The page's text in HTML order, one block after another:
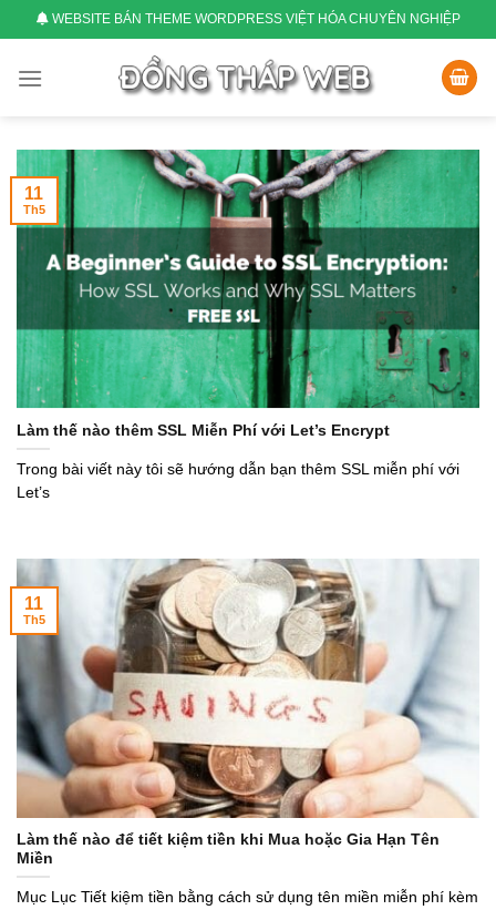
to
content
WEBSITE BÁN THEME WORDPRESS VIỆT HÓA CHUYÊN NGHIỆP
Làm thế nào thêm SSL Miễn Phí với Let’s Encrypt
Trong bài viết này tôi sẽ hướng dẫn bạn thêm SSL miễn phí với
Let’s
11
Th5
Làm thế nào để tiết kiệm tiền khi Mua hoặc Gia Hạn Tên
Miền
Mục Lục Tiết kiệm tiền bằng cách sử dụng tên miền miễn phí kèm
11
Th5